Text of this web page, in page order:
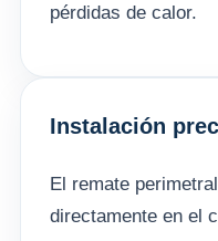
pérdidas de calor.
Instalación
El remate
directamente en el